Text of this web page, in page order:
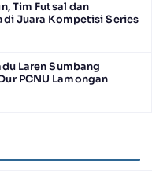
Tim Futsal dan
Juara Kompetisi Series
Laren Sumbang
PCNU Lamongan